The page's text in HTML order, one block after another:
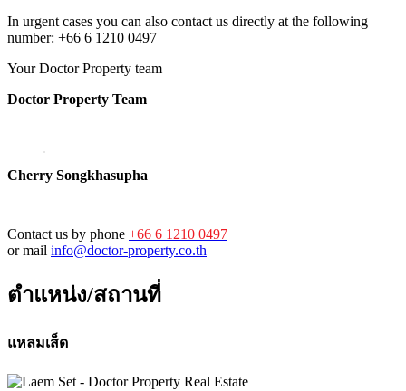
In urgent cases you can also contact us directly at the following
number: +66 6 1210 0497
Your Doctor Property team
Doctor Property Team
Cherry Songkhasupha
Contact us by phone +66 6 1210 0497
or mail info@doctor-property.co.th
ตำแหน่ง/สถานที่
แหลมเส็ด